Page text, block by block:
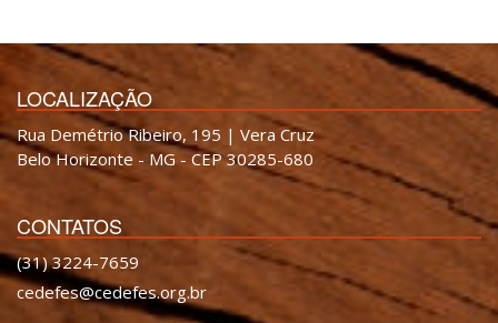
LOCALIZAÇÃO
Rua Demétrio Ribeiro, 195 | Vera Cruz
Belo Horizonte - MG - CEP 30285-680
CONTATOS
(31) 3224-7659
cedefes@cedefes.org.br